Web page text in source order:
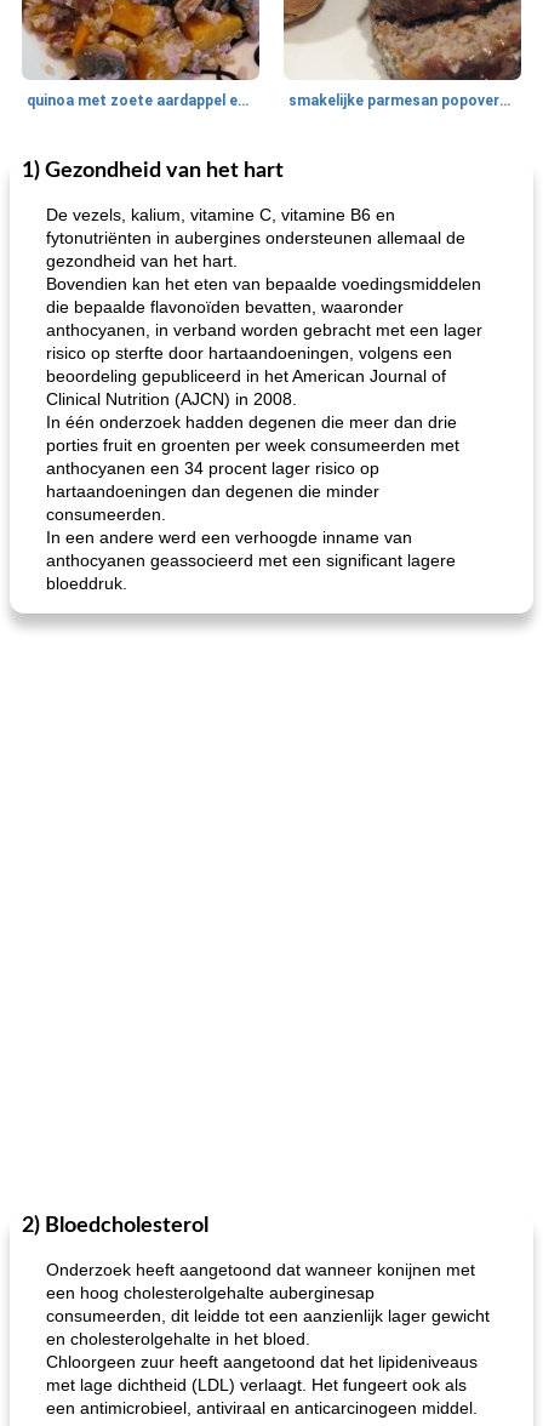
quinoa met zoete aardappel en champignons smakelijke parmesan popovers (gezonder!)
40min
One Dish Meal
gemakkelijke rijst en hamburger een gerecht diner
1) Gezondheid van het hart
De vezels, kalium, vitamine C, vitamine B6 en
fytonutriënten in aubergines ondersteunen allemaal de
gezondheid van het hart.
Bovendien kan het eten van bepaalde voedingsmiddelen
die bepaalde flavonoïden bevatten, waaronder
anthocyanen, in verband worden gebracht met een lager
risico op sterfte door hartaandoeningen, volgens een
beoordeling gepubliceerd in het American Journal of
Clinical Nutrition (AJCN) in 2008.
In één onderzoek hadden degenen die meer dan drie
porties fruit en groenten per week consumeerden met
anthocyanen een 34 procent lager risico op
hartaandoeningen dan degenen die minder
consumeerden.
In een andere werd een verhoogde inname van
anthocyanen geassocieerd met een significant lagere
bloeddruk.
2) Bloedcholesterol
Onderzoek heeft aangetoond dat wanneer konijnen met
een hoog cholesterolgehalte auberginesap
consumeerden, dit leidde tot een aanzienlijk lager gewicht
en cholesterolgehalte in het bloed.
Chloorgeen zuur heeft aangetoond dat het lipideniveaus
met lage dichtheid (LDL) verlaagt. Het fungeert ook als
een antimicrobieel, antiviraal en anticarcinogeen middel.